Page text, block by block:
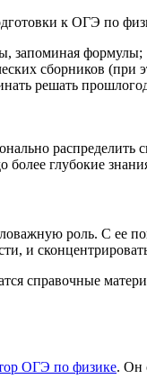
к ОГЭ по
запоминая формулы;
сборников
решать
глубокие
роль. С ее
и
справочные
ОГЭ по физике. Он